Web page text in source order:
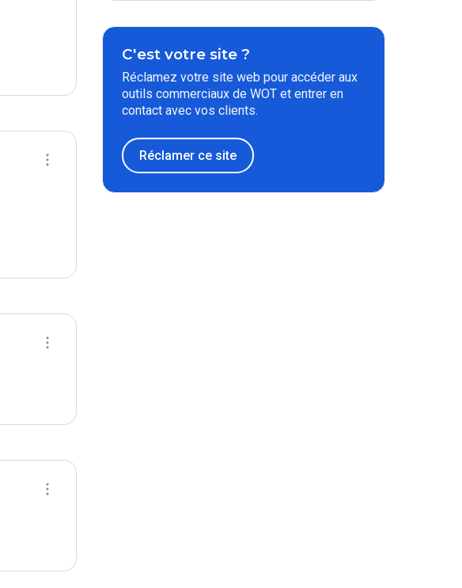
C'est votre site ?
Réclamez votre site web pour accéder aux
outils commerciaux de WOT et entrer en
contact avec vos clients.
Réclamer ce site